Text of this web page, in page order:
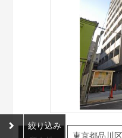
東京都品川
絞り込み